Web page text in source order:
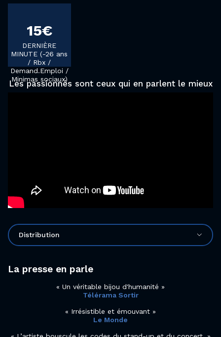
15€
DERNIÈRE
MINUTE (-26 ans
/ Rbx /
Demand.Emploi /
Minimas sociaux)
Les passionnés sont ceux qui en parlent le mieux
Distribution
La presse en parle
Un véritable bijou d'humanité
Télérama Sortir
Irrésistible et émouvant
Le Monde